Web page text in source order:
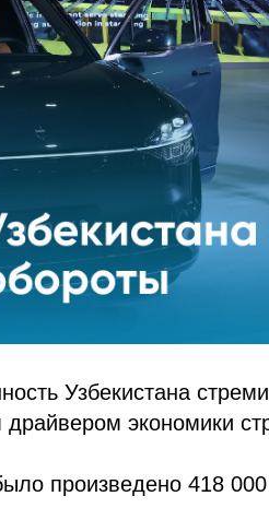
Узбекистана
экономики
произведено 418